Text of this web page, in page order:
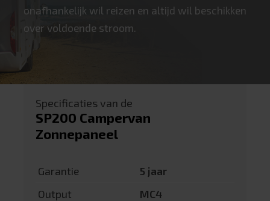
onafhankelijk wil reizen en altijd wil beschikken
over voldoende stroom.
Specificaties van de
SP200 Campervan
Zonnepaneel
Garantie
5 jaar
Output
MC4